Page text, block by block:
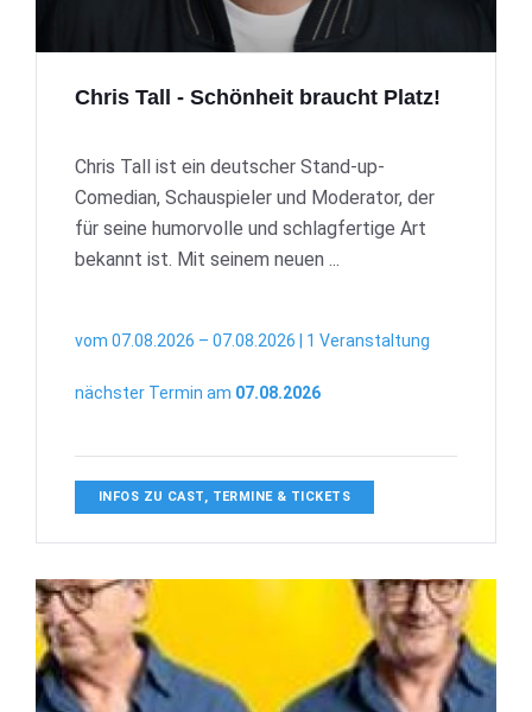
Chris Tall - Schönheit braucht Platz!
Chris Tall ist ein deutscher Stand-up-
Comedian, Schauspieler und Moderator, der
für seine humorvolle und schlagfertige Art
bekannt ist. Mit seinem neuen ...
vom 07.08.2026 – 07.08.2026 | 1 Veranstaltung
nächster Termin am 07.08.2026
INFOS ZU CAST, TERMINE & TICKETS